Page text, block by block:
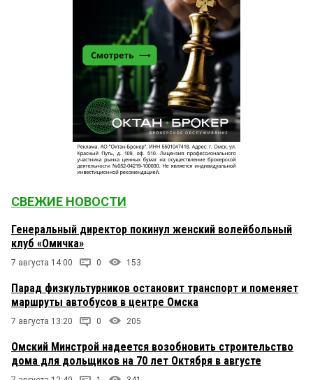
СВЕЖИЕ НОВОСТИ
Генеральный директор покинул женский волейбольный
клуб «Омичка»
7 августа 14:00 0 153
Парад физкультурников остановит транспорт и поменяет
маршруты автобусов в центре Омска
7 августа 13:20 0 205
Омский Минстрой надеется возобновить строительство
дома для дольщиков на 70 лет Октября в августе